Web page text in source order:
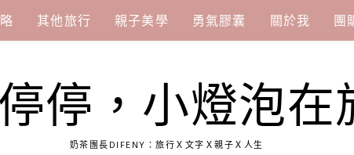
其他旅行 親子美學 勇氣膠囊 關於我 團
停，小燈泡在
奶茶團長DIFENY：旅行Ｘ文字Ｘ親子Ｘ人生